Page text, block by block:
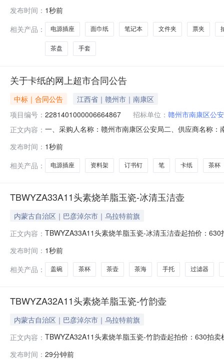
HJ1522套2.001503002公牛GN-B8220H电源插座公牛/
发布时间： 1秒前
相关产品：
电源插座 面巾纸 笔记本 文件夹 票夹
茶盘 手套
关于卡纸的网上超市合同公告
中标｜合同公告
江西省｜赣州市｜南康区
项目编号： 2281401000006664867 招标单位： 赣州市南康区公
正文内容： 一、采购人名称：赣州市南康区公安局二、供应商名称
型号张1.0030302茶杯茶杯无品牌茶杯个6.0015903齐
发布时间： 1秒前
相关产品：
电源插座 资料架 订书钉 笔 卡纸 茶杯
TBWYZA33A11头素烧羊脂玉瓷-冰清玉洁壶
内蒙古自治区｜巴彦淖尔市｜乌拉特前旗
正文内容： TBWYZA33A11头素烧羊脂玉瓷-冰清玉洁壶起拍价：
茶壶密封性能好，茶汤收放自如5.瑞兽壶貔貅，寓意招
发布时间： 1秒前
相关产品：
盖碗 茶杯 茶壶 茶海 手托 过滤器
TBWYZA32A11头素烧羊脂玉瓷-竹韵壶
内蒙古自治区｜巴彦淖尔市｜乌拉特前旗
正文内容： TBWYZA32A11头素烧羊脂玉瓷-竹韵壶起拍价：630拍
发布时间： 29分钟前